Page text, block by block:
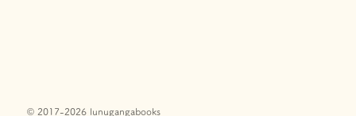
© 2017-2026 lunugangabooks